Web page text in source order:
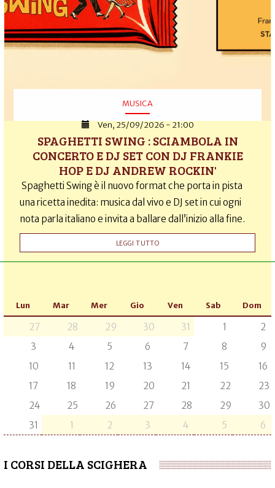
MUSICA
Ven, 25/09/2026 - 21:00
SPAGHETTI SWING : SCIAMBOLA IN
CONCERTO E DJ SET CON DJ FRANKIE
HOP E DJ ANDREW ROCKIN'
Spaghetti Swing è il nuovo format che porta in pista
una ricetta inedita: musica dal vivo e DJ set in cui ogni
nota parla italiano e invita a ballare dall’inizio alla fine.
LEGGI TUTTO
Lun Mar Mer Gio Ven Sab Dom
27 28 29 30 31 1
2
3
4 5 6 7 8
9
10
11 12 13 14 15
16
17
18 19 20 21 22
23
24
25 26 27 28 29
30
31
1 2 3 4 5 6
I CORSI DELLA SCIGHERA